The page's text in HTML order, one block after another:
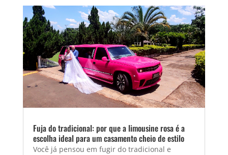
Fuja do tradicional: por que a limousine rosa é a
escolha ideal para um casamento cheio de estilo
Você já pensou em fugir do tradicional e